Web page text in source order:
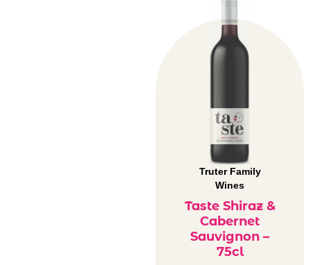
Truter Family
Wines
Taste Shiraz &
Cabernet
Sauvignon –
75cl